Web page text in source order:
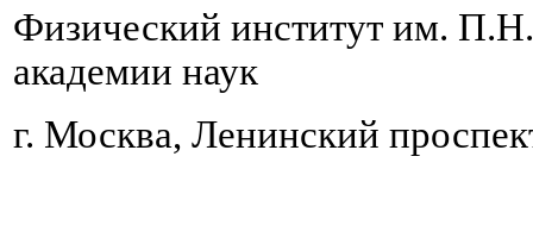
Физический институт им.
академии наук
г. Москва, Ленинский